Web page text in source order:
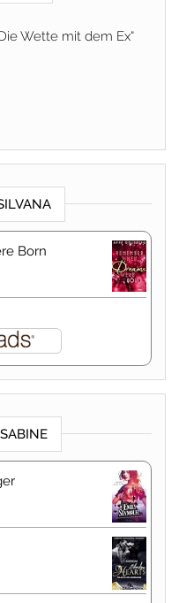
Wette mit dem Ex“
Born